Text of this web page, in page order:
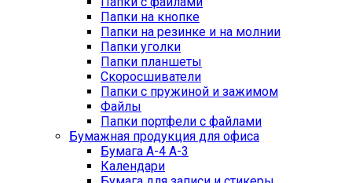
Папки на кнопке
Папки на резинке и на молнии
Папки уголки
Папки планшеты
Скоросшиватели
Папки с пружиной и зажимом
Файлы
Папки портфели с файлами
Бумажная продукция для офиса
Бумага А-4 А-3
Календари